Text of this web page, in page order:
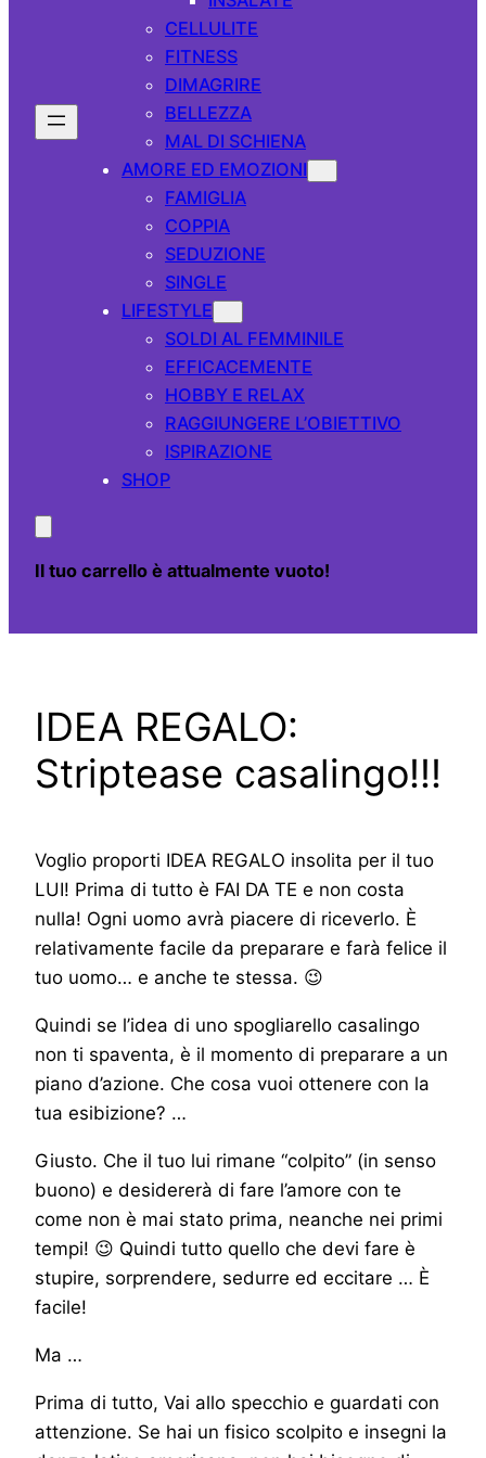
CELLULITE
FITNESS
DIMAGRIRE
BELLEZZA
MAL DI SCHIENA
AMORE ED EMOZIONI
FAMIGLIA
COPPIA
SEDUZIONE
SINGLE
LIFESTYLE
SOLDI AL FEMMINILE
EFFICACEMENTE
HOBBY E RELAX
RAGGIUNGERE L’OBIETTIVO
ISPIRAZIONE
SHOP
Il tuo carrello è attualmente vuoto!
IDEA REGALO:
Striptease casalingo!!!
Voglio proporti IDEA REGALO insolita per il tuo
LUI! Prima di tutto è FAI DA TE e non costa
nulla! Ogni uomo avrà piacere di riceverlo. È
relativamente facile da preparare e farà felice il
tuo uomo… e anche te stessa. 😉
Quindi se l’idea di uno spogliarello casalingo
non ti spaventa, è il momento di preparare a un
piano d’azione. Che cosa vuoi ottenere con la
tua esibizione? …
Giusto. Che il tuo lui rimane “colpito” (in senso
buono) e desidererà di fare l’amore con te
come non è mai stato prima, neanche nei primi
tempi! 😉 Quindi tutto quello che devi fare è
stupire, sorprendere, sedurre ed eccitare … È
facile!
Ma …
Prima di tutto, Vai allo specchio e guardati con
attenzione. Se hai un fisico scolpito e insegni la